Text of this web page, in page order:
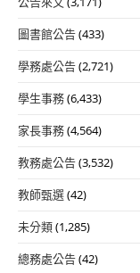
圖書館公告(433)
學務處公告(2,721)
學生事務(6,433)
家長事務(4,564)
教務處公告(3,532)
教師甄選(42)
未分類(1,285)
總務處公告(42)